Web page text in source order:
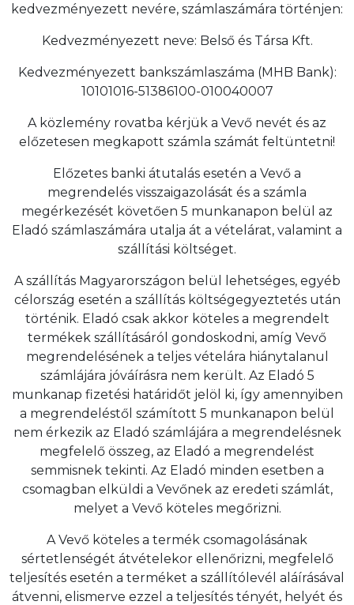
kedvezményezett nevére, számlaszámára történjen:
Kedvezményezett neve: Belső és Társa Kft.
Kedvezményezett bankszámlaszáma (MHB Bank):
10101016-51386100-010040007
A közlemény rovatba kérjük a Vevő nevét és az
előzetesen megkapott számla számát feltüntetni!
Előzetes banki átutalás esetén a Vevő a
megrendelés visszaigazolását és a számla
megérkezését követően 5 munkanapon belül az
Eladó számlaszámára utalja át a vételárat, valamint a
szállítási költséget.
A szállítás Magyarországon belül lehetséges, egyéb
célország esetén a szállítás költségegyeztetés után
történik. Eladó csak akkor köteles a megrendelt
termékek szállításáról gondoskodni, amíg Vevő
megrendelésének a teljes vételára hiánytalanul
számlájára jóváírásra nem került. Az Eladó 5
munkanap fizetési határidőt jelöl ki, így amennyiben
a megrendeléstől számított 5 munkanapon belül
nem érkezik az Eladó számlájára a megrendelésnek
megfelelő összeg, az Eladó a megrendelést
semmisnek tekinti. Az Eladó minden esetben a
csomagban elküldi a Vevőnek az eredeti számlát,
melyet a Vevő köteles megőrizni.
A Vevő köteles a termék csomagolásának
sértetlenségét átvételekor ellenőrizni, megfelelő
teljesítés esetén a terméket a szállítólevél aláírásával
átvenni, elismerve ezzel a teljesítés tényét, helyét és